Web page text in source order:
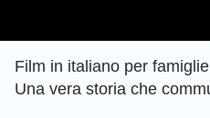
Film in italiano per
Una vera storia che